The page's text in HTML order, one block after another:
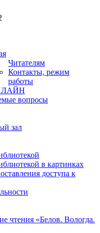
Читателям
Контакты, режим
работы
вопросы
зал
в картинках
доступа к
чтения «Белов. Вологда.